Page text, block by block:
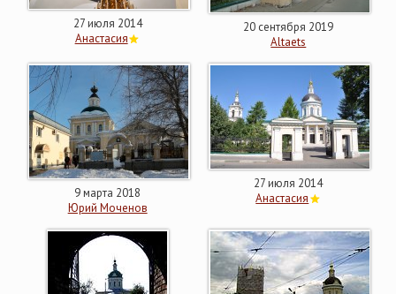
27 июля 2014
Анастасия
20 сентября 2019
Altaets
9 марта 2018
Юрий Моченов
27 июля 2014
Анастасия